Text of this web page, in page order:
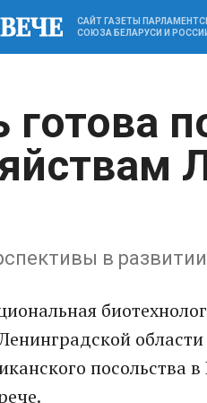
САЙТ ГАЗЕТЫ
СОЮЗА БЕЛАРУСИ И
готова
в
посольства